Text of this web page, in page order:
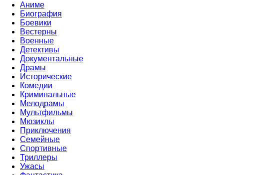
Аниме
Биография
Боевики
Вестерны
Военные
Детективы
Документальные
Драмы
Исторические
Комедии
Криминальные
Мелодрамы
Мультфильмы
Мюзиклы
Приключения
Семейные
Спортивные
Триллеры
Ужасы